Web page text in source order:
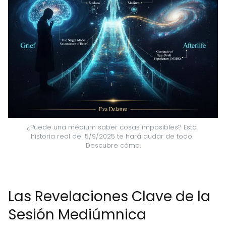
¿Puede una médium saber cosas imposibles? Esta
historia real del 5/9/2025 te hará dudar de todo.
Descubre cómo.
Las Revelaciones Clave de la
Sesión Mediúmnica